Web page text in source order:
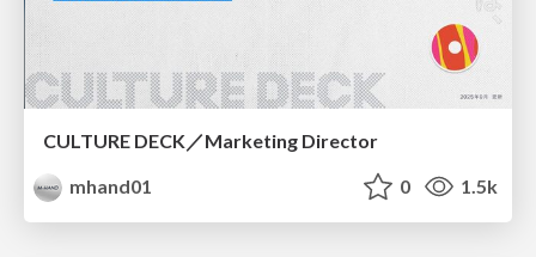
CULTURE DECK／Marketing Director
mhand01
0 1.5k